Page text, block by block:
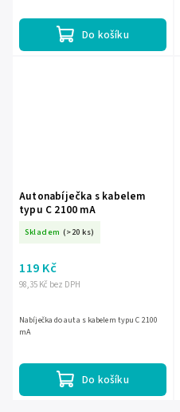
Do košíku
Autonabíječka s kabelem
typu C 2100 mA
Skladem (>20 ks)
98,35 Kč bez DPH
119 Kč
Do košíku
Nabíječka do auta s kabelem typu C 2100
mA